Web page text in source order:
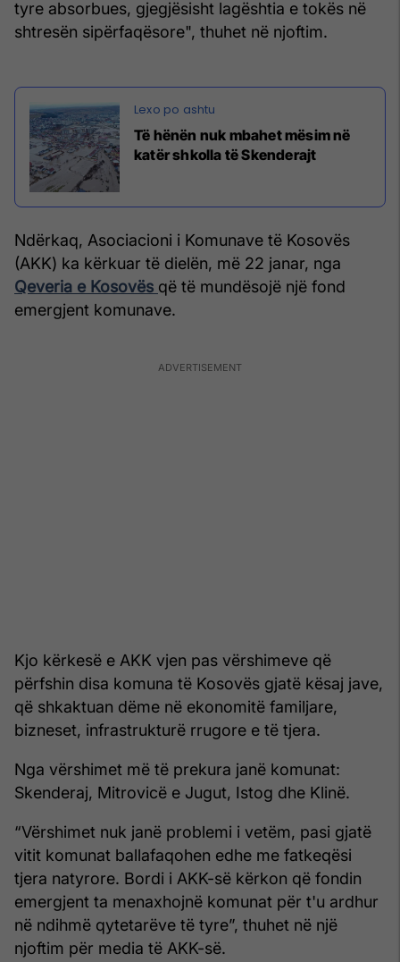
tyre absorbues, gjegjësisht lagështia e tokës në
shtresën sipërfaqësore", thuhet në njoftim.
Të hënën nuk mbahet mësim në
katër shkolla të Skenderajt
Ndërkaq, Asociacioni i Komunave të Kosovës
(AKK) ka kërkuar të dielën, më 22 janar, nga
Qeveria e Kosovës që të mundësojë një fond
emergjent komunave.
Kjo kërkesë e AKK vjen pas vërshimeve që
përfshin disa komuna të Kosovës gjatë kësaj jave,
që shkaktuan dëme në ekonomitë familjare,
bizneset, infrastrukturë rrugore e të tjera.
Nga vërshimet më të prekura janë komunat:
Skenderaj, Mitrovicë e Jugut, Istog dhe Klinë.
“Vërshimet nuk janë problemi i vetëm, pasi gjatë
vitit komunat ballafaqohen edhe me fatkeqësi
tjera natyrore. Bordi i AKK-së kërkon që fondin
emergjent ta menaxhojnë komunat për t'u ardhur
në ndihmë qytetarëve të tyre”, thuhet në një
njoftim për media të AKK-së.